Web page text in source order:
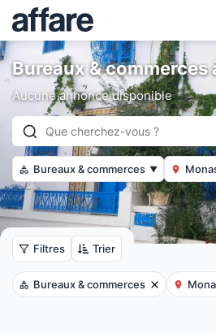
Bureaux & commerces
Aucune annonce disponible
Bureaux & commerces ▼
Filtres Trier
Bureaux & commerces